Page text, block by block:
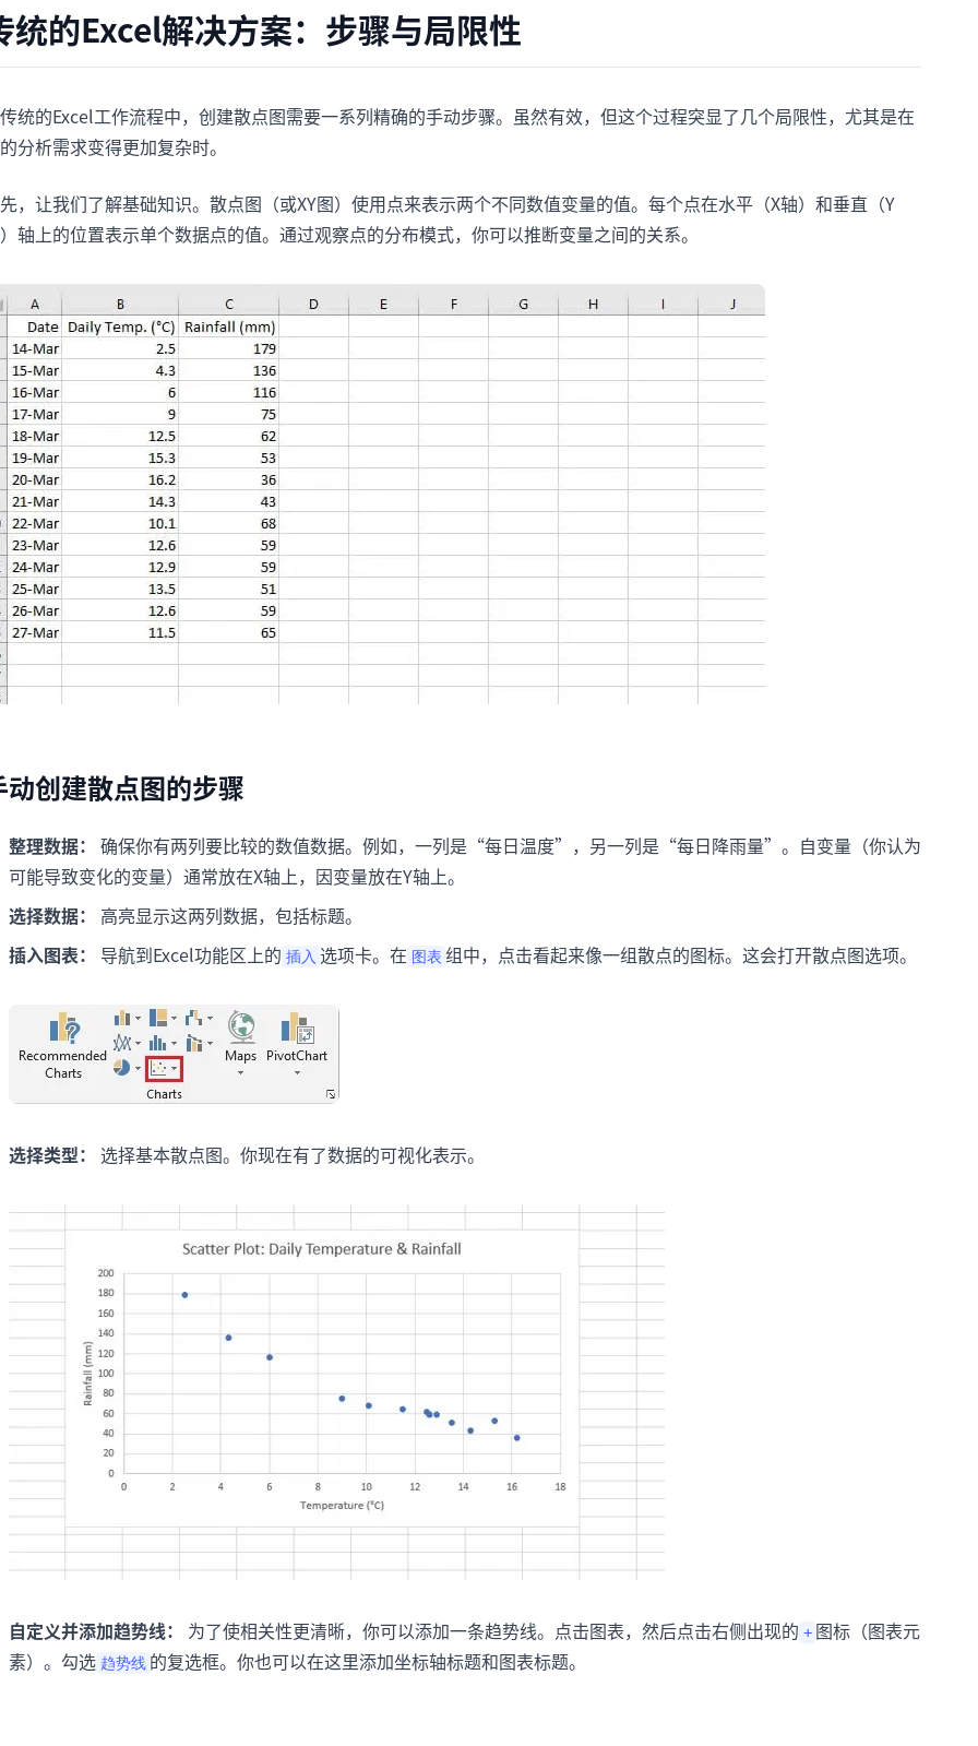
统的Excel解决方案：步骤与局限性
统的Excel工作流程中，创建散点图需要一系列精确的手动步骤。虽然有效，但这个过程突显了几个局限性，尤其是在
分析需求变得更加复杂时。
，让我们了解基础知识。散点图（或XY图）使用点来表示两个不同数值变量的值。每个点在水平（X轴）和垂直（Y
轴上的位置表示单个数据点的值。通过观察点的分布模式，你可以推断变量之间的关系。
动创建散点图的步骤
整理数据： 确保你有两列要比较的数值数据。例如，一列是“每日温度”，另一列是“每日降雨量”。自变量（你认为
可能导致变化的变量）通常放在X轴上，因变量放在Y轴上。
选择数据：
高亮显示这两列数据，包括标题。
插入图表：
导航到Excel功能区上的 插入 选项卡。在 图表 组中，点击看起来像一组散点的图标。这会打开散点图选项。
选择类型： 选择基本散点图。你现在有了数据的可视化表示。
自定义并添加趋势线： 为了使相关性更清晰，你可以添加一条趋势线。点击图表，然后点击右侧出现的 + 图标（图表元
素）。勾选 趋势线 的复选框。你也可以在这里添加坐标轴标题和图表标题。